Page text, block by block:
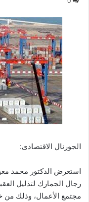
الجورنال الاقتصادى:
استعرض الدكتور محمد
رجال الجمارك لتذليل
مجتمع الأعمال، وذلك من